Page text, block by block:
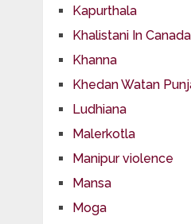
Kapurthala
Khalistani In Canada
Khanna
Khedan Watan
Ludhiana
Malerkotla
Manipur violence
Mansa
Moga